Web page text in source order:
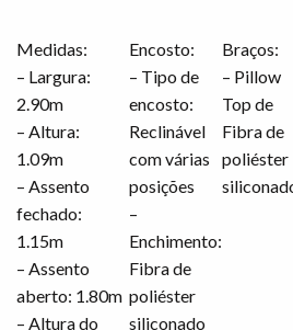
Medidas:
– Largura:
2.90m
– Altura:
1.09m
– Assento
fechado:
1.15m
– Assento
aberto: 1.80m
– Altura do
Encosto:
– Tipo de
encosto:
Reclinável
com várias
posições
–
Enchimento:
Fibra de
poliéster
siliconado
Braços:
– Pillow
Top de
Fibra de
poliéster